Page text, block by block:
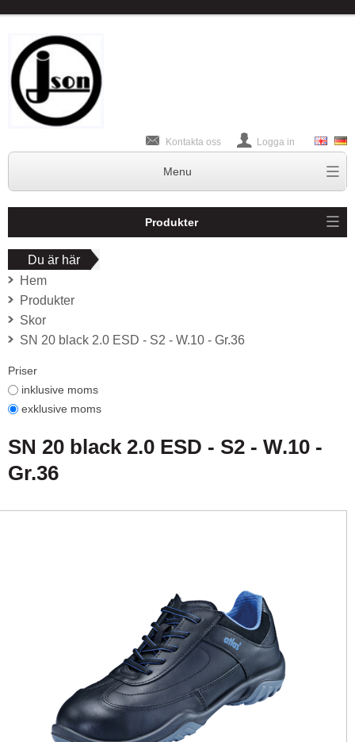
Logga in
Kontakta oss
Produkter
Du är här
Hem
Produkter
Skor
SN 20 black 2.0 ESD - S2 - W.10 - Gr.36
Priser
inklusive moms
exklusive moms
SN 20 black 2.0 ESD - S2 - W.10 -
Gr.36